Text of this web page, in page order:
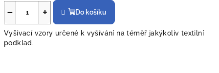
+
− Do košíku
Vyšívací vzory určené k vyšívání na téměř jakýkoliv textilní
podklad.